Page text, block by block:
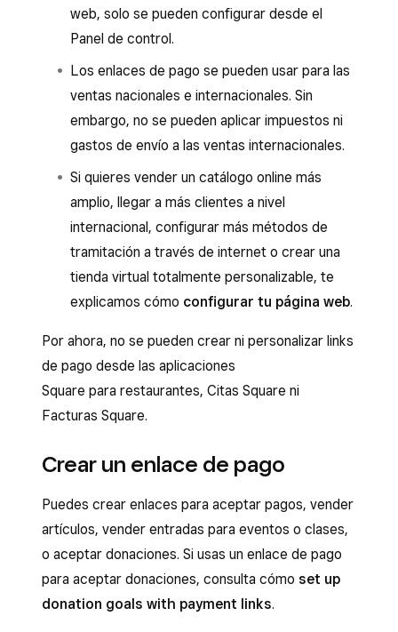
web, solo se pueden configurar desde el
Panel de control.
Los enlaces de pago se pueden usar para las
ventas nacionales e internacionales. Sin
embargo, no se pueden aplicar impuestos ni
gastos de envío a las ventas internacionales.
Si quieres vender un catálogo online más
amplio, llegar a más clientes a nivel
internacional, configurar más métodos de
tramitación a través de internet o crear una
tienda virtual totalmente personalizable, te
explicamos cómo configurar tu página web.
Por ahora, no se pueden crear ni personalizar links
de pago desde las aplicaciones
Square para restaurantes, Citas Square ni
Facturas Square.
Crear un enlace de pago
Puedes crear enlaces para aceptar pagos, vender
artículos, vender entradas para eventos o clases,
o aceptar donaciones. Si usas un enlace de pago
para aceptar donaciones, consulta cómo set up
donation goals with payment links.